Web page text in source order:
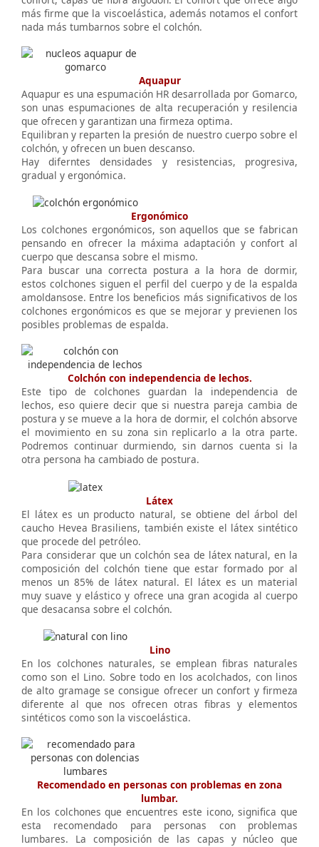
más firme que la viscoelástica, además notamos el confort
nada más tumbarnos sobre el colchón.
Aquapur
Aquapur es una espumación HR desarrollada por Gomarco,
son unas espumaciones de alta recuperación y resilencia
que ofrecen y garantizan una firmeza optima.
Equilibran y reparten la presión de nuestro cuerpo sobre el
colchón, y ofrecen un buen descanso.
Hay diferntes densidades y resistencias, progresiva,
gradual y ergonómica.
Ergonómico
Los colchones ergonómicos, son aquellos que se fabrican
pensando en ofrecer la máxima adaptación y confort al
cuerpo que descansa sobre el mismo.
Para buscar una correcta postura a la hora de dormir,
estos colchones siguen el perfil del cuerpo y de la espalda
amoldansose. Entre los beneficios más significativos de los
colchones ergonómicos es que se mejorar y previenen los
posibles problemas de espalda.
Colchón con independencia de lechos.
Este tipo de colchones guardan la independencia de
lechos, eso quiere decir que si nuestra pareja cambia de
postura y se mueve a la hora de dormir, el colchón absorve
el movimiento en su zona sin replicarlo a la otra parte.
Podremos continuar durmiendo, sin darnos cuenta si la
otra persona ha cambiado de postura.
Látex
El látex es un producto natural, se obtiene del árbol del
caucho Hevea Brasiliens, también existe el látex sintético
que procede del petróleo.
Para considerar que un colchón sea de látex natural, en la
composición del colchón tiene que estar formado por al
menos un 85% de látex natural. El látex es un material
muy suave y elástico y ofrece una gran acogida al cuerpo
que desacansa sobre el colchón.
Lino
En los colchones naturales, se emplean fibras naturales
como son el Lino. Sobre todo en los acolchados, con linos
de alto gramage se consigue ofrecer un confort y firmeza
diferente al que nos ofrecen otras fibras y elementos
sintéticos como son la viscoelástica.
Recomendado en personas con problemas en zona
lumbar.
En los colchones que encuentres este icono, significa que
esta recomendado para personas con problemas
lumbares. La composición de las capas y núcleo que